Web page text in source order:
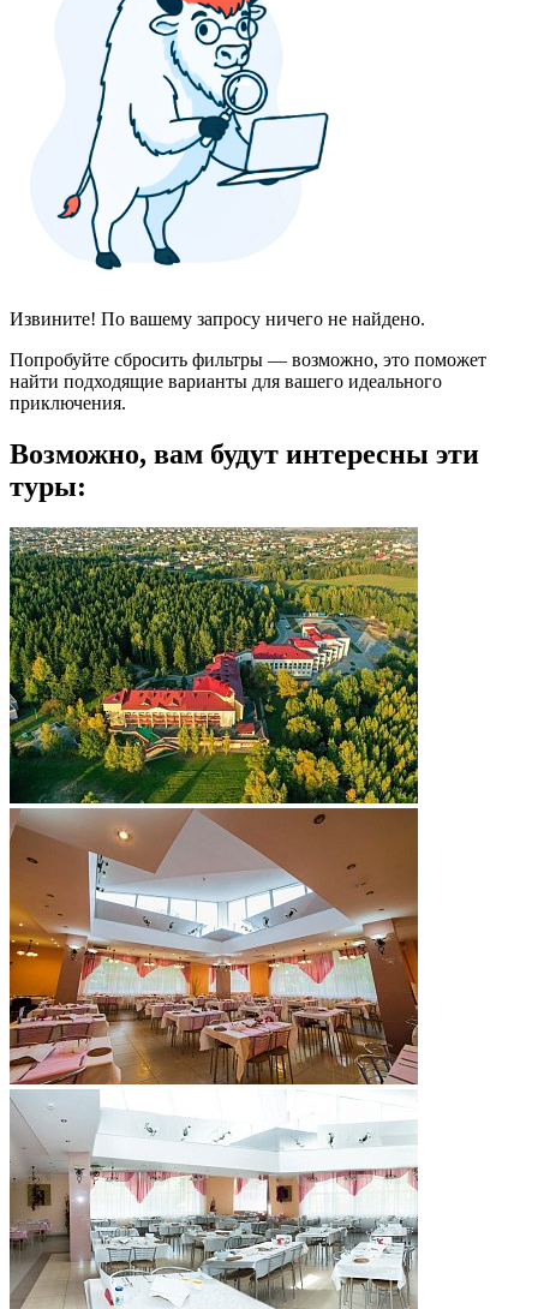
Извините! По вашему запросу ничего не найдено.
Попробуйте сбросить фильтры — возможно, это поможет
найти подходящие варианты для вашего идеального
приключения.
Возможно, вам будут интересны эти
туры: